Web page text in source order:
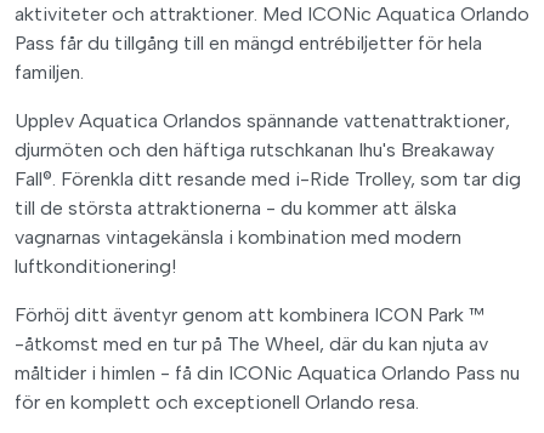
aktiviteter och attraktioner. Med ICONic Aquatica Orlando
Pass får du tillgång till en mängd entrébiljetter för hela
familjen.
Upplev Aquatica Orlandos spännande vattenattraktioner,
djurmöten och den häftiga rutschkanan Ihu's Breakaway
Fall®. Förenkla ditt resande med i-Ride Trolley, som tar dig
till de största attraktionerna - du kommer att älska
vagnarnas vintagekänsla i kombination med modern
luftkonditionering!
Förhöj ditt äventyr genom att kombinera ICON Park ™
-åtkomst med en tur på The Wheel, där du kan njuta av
måltider i himlen - få din ICONic Aquatica Orlando Pass nu
för en komplett och exceptionell Orlando resa.